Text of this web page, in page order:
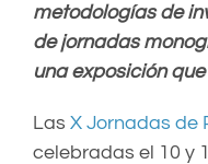
metodologías de
de jornadas
una exposición
Las X Jornadas de
celebradas el 10 y